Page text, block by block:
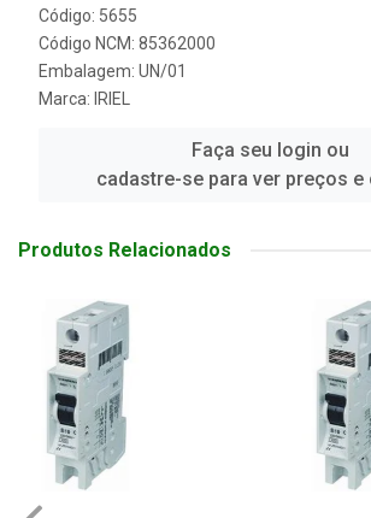
Código: 5655
Código NCM: 85362000
Embalagem: UN/01
Marca: IRIEL
Faça seu login ou
cadastre-se para ver preços e
Produtos Relacionados